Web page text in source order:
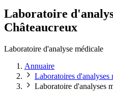
Laboratoire
Châteaucreux
Laboratoire d'analyse médicale
Annuaire
Laboratoires d'analyses
Laboratoire d'analyses